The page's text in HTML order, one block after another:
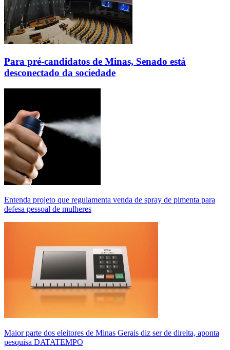
Para pré-candidatos de Minas, Senado está
desconectado da sociedade
Entenda projeto que regulamenta venda de spray de pimenta para
defesa pessoal de mulheres
Maior parte dos eleitores de Minas Gerais diz ser de direita, aponta
pesquisa DATATEMPO